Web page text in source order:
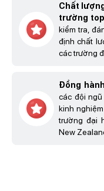
Chất
trường
kiểm tra,
định chất
các trường
Đồng
các đội
kinh
trường đại
New